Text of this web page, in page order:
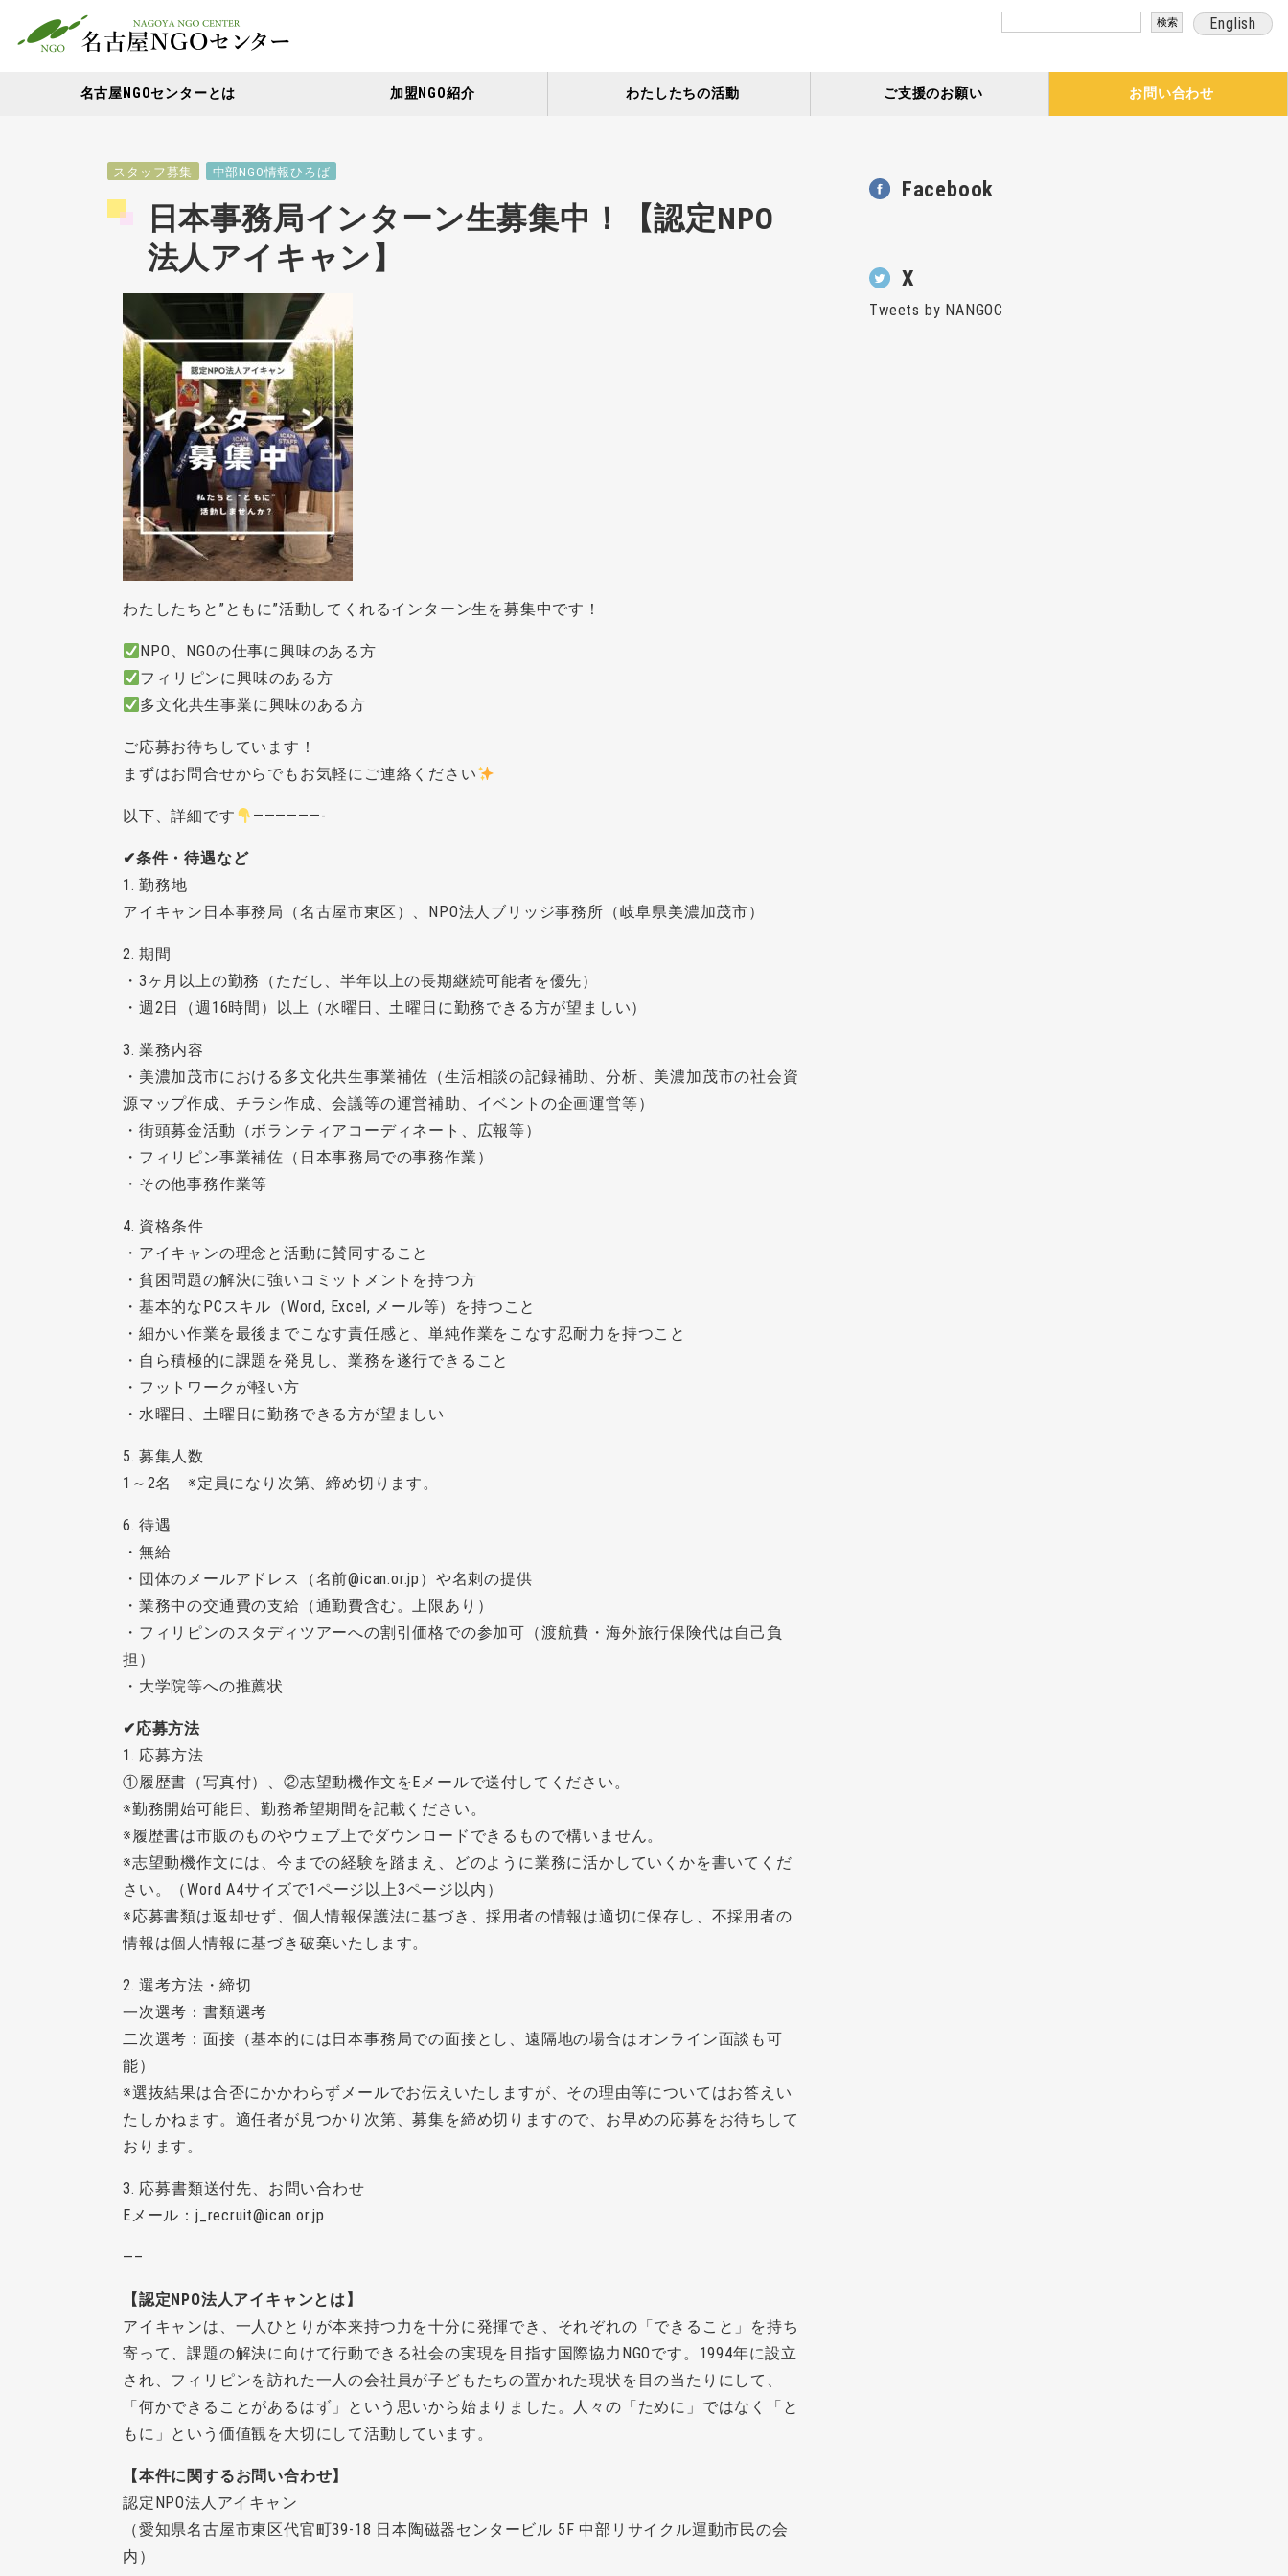
English
名古屋NGOセンターとは 加盟NGO紹介 わたしたちの活動 ご支援のお願い お問い合わせ
スタッフ募集 中部NGO情報ひろば
日本事務局インターン生募集中！【認定NPO
法人アイキャン】
わたしたちと”ともに”活動してくれるインターン生を募集中です！
NPO、NGOの仕事に興味のある方
フィリピンに興味のある方
多文化共生事業に興味のある方
ご応募お待ちしています！
まずはお問合せからでもお気軽にご連絡ください
以下、詳細です ——————-
✔条件・待遇など
1. 勤務地
アイキャン日本事務局（名古屋市東区）、NPO法人ブリッジ事務所（岐阜県美濃加茂市）
2. 期間
・3ヶ月以上の勤務（ただし、半年以上の長期継続可能者を優先）
・週2日（週16時間）以上（水曜日、土曜日に勤務できる方が望ましい）
3. 業務内容
・美濃加茂市における多文化共生事業補佐（生活相談の記録補助、分析、美濃加茂市の社会資
源マップ作成、チラシ作成、会議等の運営補助、イベントの企画運営等）
・街頭募金活動（ボランティアコーディネート、広報等）
・フィリピン事業補佐（日本事務局での事務作業）
・その他事務作業等
4. 資格条件
・アイキャンの理念と活動に賛同すること
・貧困問題の解決に強いコミットメントを持つ方
・基本的なPCスキル（Word, Excel, メール等）を持つこと
・細かい作業を最後までこなす責任感と、単純作業をこなす忍耐力を持つこと
・自ら積極的に課題を発見し、業務を遂行できること
・フットワークが軽い方
・水曜日、土曜日に勤務できる方が望ましい
5. 募集人数
1～2名 ※定員になり次第、締め切ります。
6. 待遇
・無給
・団体のメールアドレス（名前@ican.or.jp）や名刺の提供
・業務中の交通費の支給（通勤費含む。上限あり）
・フィリピンのスタディツアーへの割引価格での参加可（渡航費・海外旅行保険代は自己負
担）
・大学院等への推薦状
✔応募方法
1. 応募方法
①履歴書（写真付）、②志望動機作文をEメールで送付してください。
※勤務開始可能日、勤務希望期間を記載ください。
※履歴書は市販のものやウェブ上でダウンロードできるもので構いません。
※志望動機作文には、今までの経験を踏まえ、どのように業務に活かしていくかを書いてくだ
さい。（Word A4サイズで1ページ以上3ページ以内）
※応募書類は返却せず、個人情報保護法に基づき、採用者の情報は適切に保存し、不採用者の
情報は個人情報に基づき破棄いたします。
2. 選考方法・締切
一次選考：書類選考
二次選考：面接（基本的には日本事務局での面接とし、遠隔地の場合はオンライン面談も可
能）
※選抜結果は合否にかかわらずメールでお伝えいたしますが、その理由等についてはお答えい
たしかねます。適任者が見つかり次第、募集を締め切りますので、お早めの応募をお待ちして
おります。
3. 応募書類送付先、お問い合わせ
Eメール：j_recruit@ican.or.jp
—–
【認定NPO法人アイキャンとは】
アイキャンは、一人ひとりが本来持つ力を十分に発揮でき、それぞれの「できること」を持ち
寄って、課題の解決に向けて行動できる社会の実現を目指す国際協力NGOです。1994年に設立
され、フィリピンを訪れた一人の会社員が子どもたちの置かれた現状を目の当たりにして、
「何かできることがあるはず」という思いから始まりました。人々の「ために」ではなく「と
もに」という価値観を大切にして活動しています。
【本件に関するお問い合わせ】
認定NPO法人アイキャン
（愛知県名古屋市東区代官町39-18 日本陶磁器センタービル 5F 中部リサイクル運動市民の会
内）
Facebook
X
Tweets by NANGOC